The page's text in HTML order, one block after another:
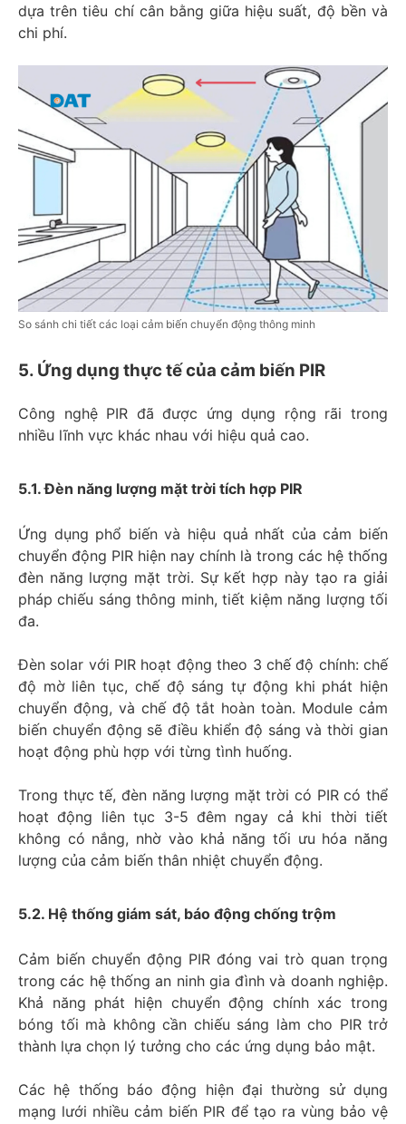
dựa trên tiêu chí cân bằng giữa hiệu suất, độ bền và
chi phí.
So sánh chi tiết các loại cảm biến chuyển động thông minh
5. Ứng dụng thực tế của cảm biến PIR
Công nghệ PIR đã được ứng dụng rộng rãi trong
nhiều lĩnh vực khác nhau với hiệu quả cao.
5.1. Đèn năng lượng mặt trời tích hợp PIR
Ứng dụng phổ biến và hiệu quả nhất của cảm biến
chuyển động PIR hiện nay chính là trong các hệ thống
đèn năng lượng mặt trời. Sự kết hợp này tạo ra giải
pháp chiếu sáng thông minh, tiết kiệm năng lượng tối
đa.
Đèn solar với PIR hoạt động theo 3 chế độ chính: chế
độ mờ liên tục, chế độ sáng tự động khi phát hiện
chuyển động, và chế độ tắt hoàn toàn. Module cảm
biến chuyển động sẽ điều khiển độ sáng và thời gian
hoạt động phù hợp với từng tình huống.
Trong thực tế, đèn năng lượng mặt trời có PIR có thể
hoạt động liên tục 3-5 đêm ngay cả khi thời tiết
không có nắng, nhờ vào khả năng tối ưu hóa năng
lượng của cảm biến thân nhiệt chuyển động.
5.2. Hệ thống giám sát, báo động chống trộm
Cảm biến chuyển động PIR đóng vai trò quan trọng
trong các hệ thống an ninh gia đình và doanh nghiệp.
Khả năng phát hiện chuyển động chính xác trong
bóng tối mà không cần chiếu sáng làm cho PIR trở
thành lựa chọn lý tưởng cho các ứng dụng bảo mật.
Các hệ thống báo động hiện đại thường sử dụng
mạng lưới nhiều cảm biến PIR để tạo ra vùng bảo vệ